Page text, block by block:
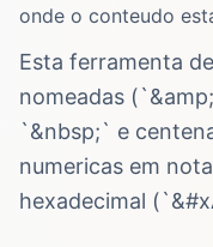
onde o conteudo
Esta ferramenta
nomeadas
`&nbsp;` e
numericas em
hexadecimal